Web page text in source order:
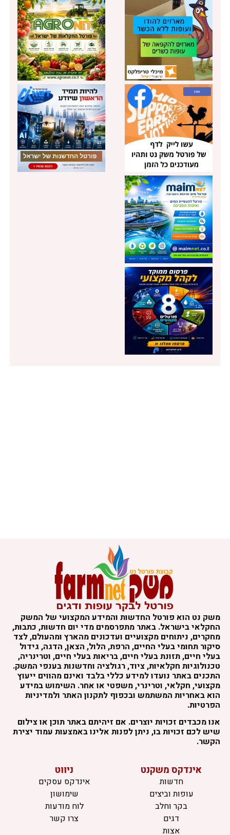
משק נט הוא פורטל החדשות והמידע המקצועי של המשק
החקלאי בישראל. באתר מתפרסמים מדי יום חדשות, כתבות,
מחקרים, ניתוחים מקצועיים ועדכונים מהארץ ומהעולם, לצד
סיקור תחומי בעלי החיים, הרפת, הלול, הצאן, הדגה, גידול
בעלי חיים, תזונת בעלי חיים, בריאות בעלי חיים, וטרינריה,
טכנולוגיות חקלאיות, ציוד, רגולציה וחדשנות בענפי המשק.
התכנים באתר נועדו למידע כללי בלבד ואינם מהווים ייעוץ
מקצועי, חקלאי, וטרינרי, משפטי או אחר. השימוש במידע
הוא באחריות המשתמש ובכפוף לתקנון האתר ולמדיניות
הפרטיות.
אנו מכבדים זכויות יוצרים. אם זיהיתם באתר תוכן או צילום
שיש לכם זכויות בו, ניתן לפנות אלינו באמצעות עמוד יצירת
הקשר.
אינדקס משקנט
חדשות
עופות וביצים
בקר וחלב
דגים
אצות
ניווט
אינדקס עסקים
שימושון
לוח מודעות
צרו קשר